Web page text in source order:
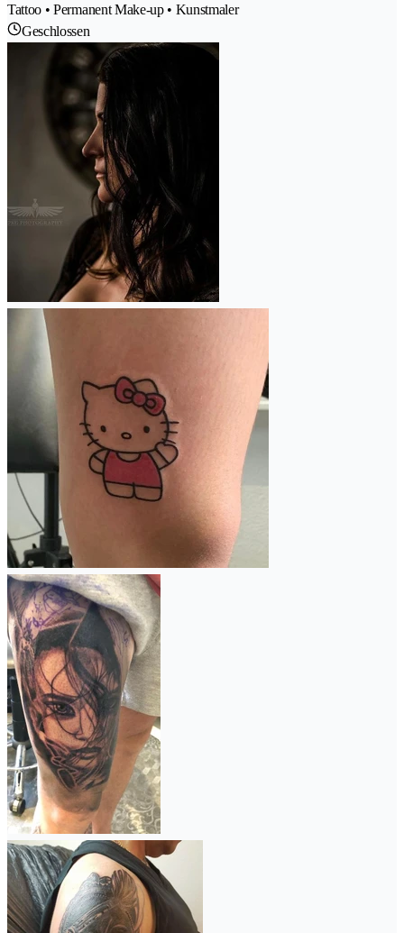
Tattoo • Permanent Make-up • Kunstmaler
Geschlossen